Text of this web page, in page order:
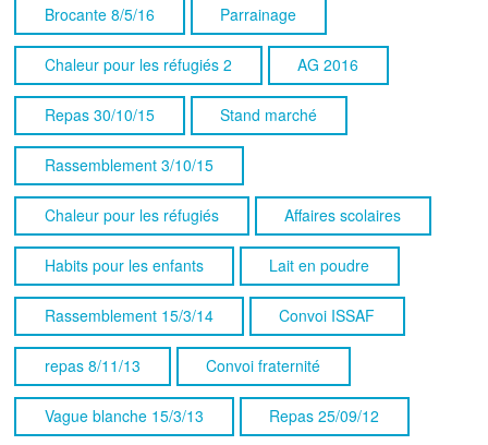
Brocante 8/5/16 Parrainage
Chaleur pour les réfugiés 2 AG 2016
Repas 30/10/15 Stand marché
Rassemblement 3/10/15
Chaleur pour les réfugiés Affaires scolaires
Habits pour les enfants Lait en poudre
Rassemblement 15/3/14 Convoi ISSAF
repas 8/11/13 Convoi fraternité
Vague blanche 15/3/13 Repas 25/09/12